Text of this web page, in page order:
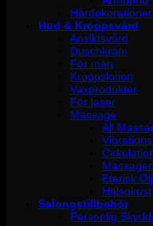
Hårdekorationer
Hud & Kroppsvård
Ansiktsvård
Duschkräm
För män
Kroppslotion
Vaxprodukter
För laser
Massage
All
Eterisk
Hälsokost
Salongstillbehör
Personlig